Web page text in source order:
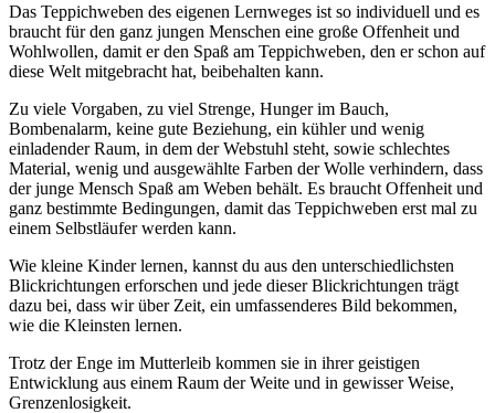
Das Teppichweben des eigenen Lernweges ist so individuell und es
braucht für den ganz jungen Menschen eine große Offenheit und
Wohlwollen, damit er den Spaß am Teppichweben, den er schon auf
diese Welt mitgebracht hat, beibehalten kann.
Zu viele Vorgaben, zu viel Strenge, Hunger im Bauch,
Bombenalarm, keine gute Beziehung, ein kühler und wenig
einladender Raum, in dem der Webstuhl steht, sowie schlechtes
Material, wenig und ausgewählte Farben der Wolle verhindern, dass
der junge Mensch Spaß am Weben behält. Es braucht Offenheit und
ganz bestimmte Bedingungen, damit das Teppichweben erst mal zu
einem Selbstläufer werden kann.
Wie kleine Kinder lernen, kannst du aus den unterschiedlichsten
Blickrichtungen erforschen und jede dieser Blickrichtungen trägt
dazu bei, dass wir über Zeit, ein umfassenderes Bild bekommen,
wie die Kleinsten lernen.
Trotz der Enge im Mutterleib kommen sie in ihrer geistigen
Entwicklung aus einem Raum der Weite und in gewisser Weise,
Grenzenlosigkeit.